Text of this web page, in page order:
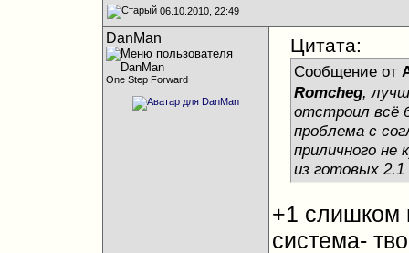
06.10.2010, 22:49
DanMan
One Step Forward
Цитата:
Сообщение от
Romcheg,
отстроил всё
проблема с
приличного
из готовых 2.1
+1 слишком
система-